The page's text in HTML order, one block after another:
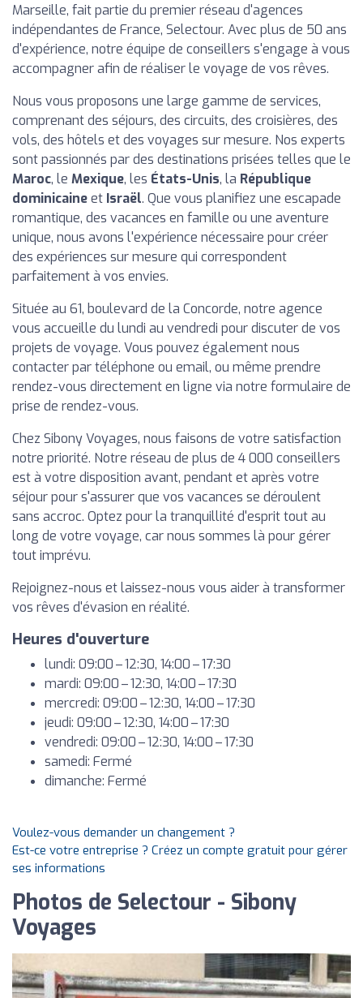
Marseille, fait partie du premier réseau d'agences
indépendantes de France, Selectour. Avec plus de 50 ans
d'expérience, notre équipe de conseillers s'engage à vous
accompagner afin de réaliser le voyage de vos rêves.
Nous vous proposons une large gamme de services,
comprenant des séjours, des circuits, des croisières, des
vols, des hôtels et des voyages sur mesure. Nos experts
sont passionnés par des destinations prisées telles que le
Maroc, le Mexique, les États-Unis, la République
dominicaineet Israël. Que vous planifiez une escapade
romantique, des vacances en famille ou une aventure
unique, nous avons l'expérience nécessaire pour créer
des expériences sur mesure qui correspondent
parfaitement à vos envies.
Située au 61, boulevard de la Concorde, notre agence
vous accueille du lundi au vendredi pour discuter de vos
projets de voyage. Vous pouvez également nous
contacter par téléphone ou email, ou même prendre
rendez-vous directement en ligne via notre formulaire de
prise de rendez-vous.
Chez Sibony Voyages, nous faisons de votre satisfaction
notre priorité. Notre réseau de plus de 4 000 conseillers
est à votre disposition avant, pendant et après votre
séjour pour s'assurer que vos vacances se déroulent
sans accroc. Optez pour la tranquillité d'esprit tout au
long de votre voyage, car nous sommes là pour gérer
tout imprévu.
Rejoignez-nous et laissez-nous vous aider à transformer
vos rêves d'évasion en réalité.
Heures d'ouverture
lundi: 09:00 – 12:30, 14:00 – 17:30
mardi: 09:00 – 12:30, 14:00 – 17:30
mercredi: 09:00 – 12:30, 14:00 – 17:30
jeudi: 09:00 – 12:30, 14:00 – 17:30
vendredi: 09:00 – 12:30, 14:00 – 17:30
samedi: Fermé
dimanche: Fermé
Voulez-vous demander un changement ?
Est-ce votre entreprise ? Créez un compte gratuit pour gérer
ses informations
Photos de Selectour - Sibony
Voyages